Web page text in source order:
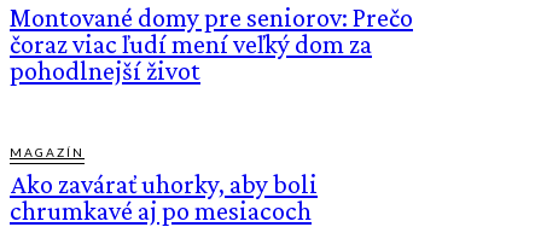
Montované domy pre seniorov: Prečo
čoraz viac ľudí mení veľký dom za
pohodlnejší život
MAGAZÍN
Ako zavárať uhorky, aby boli
chrumkavé aj po mesiacoch